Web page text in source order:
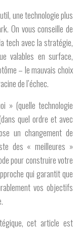
une technologie plus
On vous conseille de
tech avec la stratégie,
valables en surface,
– le mauvais choix
de l’échec.
» (quelle technologie
quel ordre et avec
un changement de
des « meilleures »
pour construire votre
qui garantit que
vos objectifs
cet article est